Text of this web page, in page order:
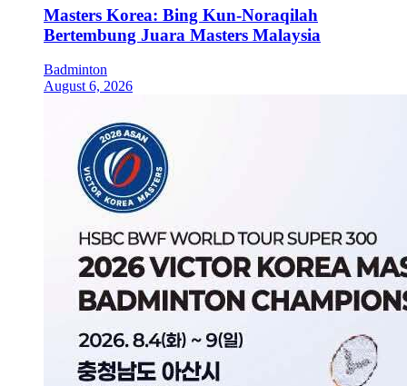
Masters Korea: Bing Kun-Noraqilah
Bertembung Juara Masters Malaysia
Badminton
August 6, 2026